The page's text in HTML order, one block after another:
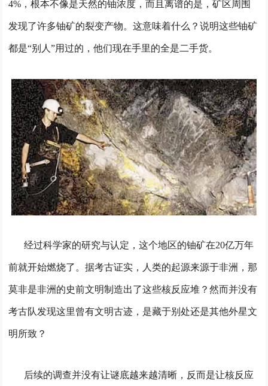
4%，根本不像是天然的铀浓度，而且离谱的是，矿区周围
发现了许多铀矿的裂变产物。这意味着什么？说明这些铀矿
都是“别人”用过的，他们现在手里的全是二手货。
经过科学家的研究与认定，这个地区的铀矿在20亿万年
前就开始燃烧了。据考古证实，人类的起源来源于非洲，那
莫非是非洲的史前文明制造出了这些核反应堆？然而并没有
考古队发现这里曾有文明古迹，是藏于别处还是其他外星文
明所致？
后续的调查并没有让谜底越来越清晰，反而是让核反应